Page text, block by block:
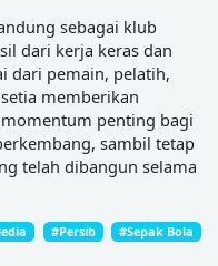
sebagai klub
dari kerja keras dan
dari pemain, pelatih,
memberikan
penting bagi
sambil tetap
telah dibangun selama
#Persib #Sepak Bola